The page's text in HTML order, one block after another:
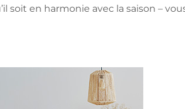
en harmonie avec la saison –